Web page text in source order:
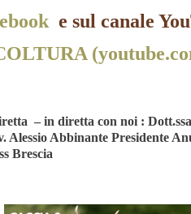
e sul canale
– in diretta con noi :
Abbinante Presidente
Brescia